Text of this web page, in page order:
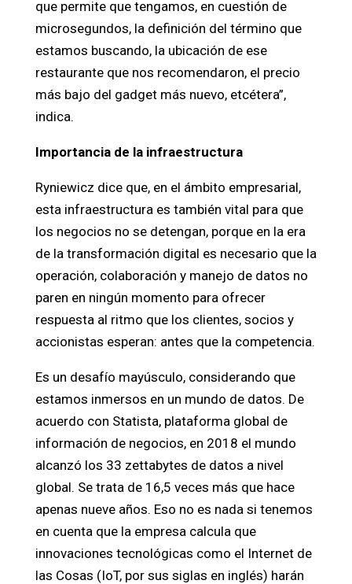
que permite que tengamos, en cuestión de
microsegundos, la definición del término que
estamos buscando, la ubicación de ese
restaurante que nos recomendaron, el precio
más bajo del gadget más nuevo, etcétera”,
indica.
Importancia de la infraestructura
Ryniewicz dice que, en el ámbito empresarial,
esta infraestructura es también vital para que
los negocios no se detengan, porque en la era
de la transformación digital es necesario que la
operación, colaboración y manejo de datos no
paren en ningún momento para ofrecer
respuesta al ritmo que los clientes, socios y
accionistas esperan: antes que la competencia.
Es un desafío mayúsculo, considerando que
estamos inmersos en un mundo de datos. De
acuerdo con Statista, plataforma global de
información de negocios, en 2018 el mundo
alcanzó los 33 zettabytes de datos a nivel
global. Se trata de 16,5 veces más que hace
apenas nueve años. Eso no es nada si tenemos
en cuenta que la empresa calcula que
innovaciones tecnológicas como el Internet de
las Cosas (IoT, por sus siglas en inglés) harán